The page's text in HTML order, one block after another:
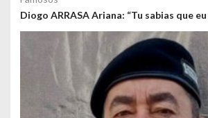
Diogo ARRASA Ariana: “Tu sabias que